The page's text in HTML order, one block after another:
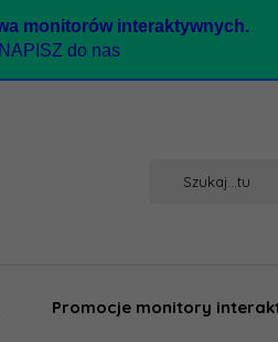
monitorów interaktywnych.
NAPISZ do nas
Promocje monitory